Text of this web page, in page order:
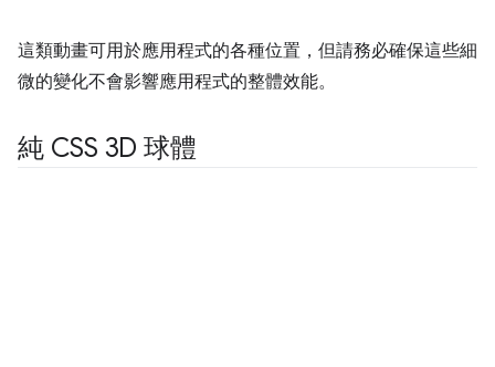
這類動畫可用於應用程式的各種位置，但請務必確保這些細
微的變化不會影響應用程式的整體效能。
純 CSS 3D 球體